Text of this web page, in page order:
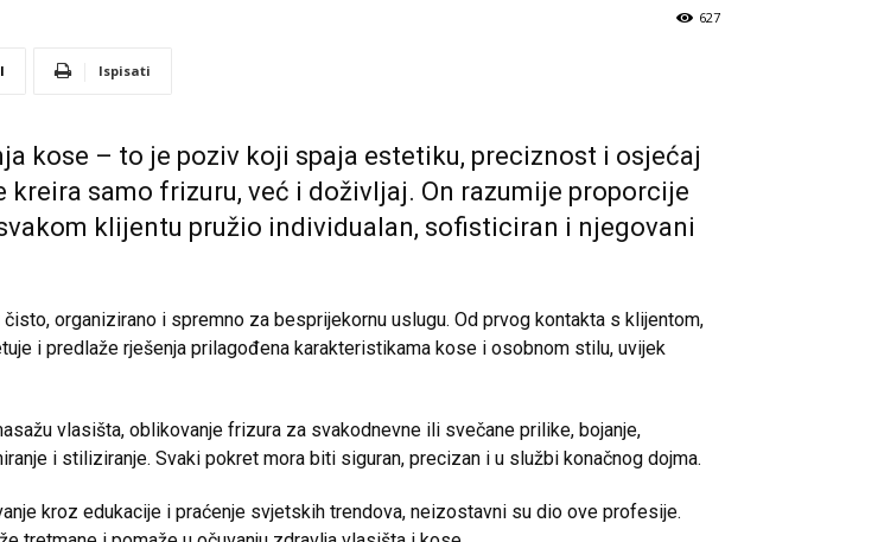
627
Ispisati
kose – to je poziv koji spaja estetiku, preciznost i osjećaj
samo frizuru, već i doživljaj. On razumije proporcije
klijentu pružio individualan, sofisticiran i njegovani
organizirano i spremno za besprijekornu uslugu. Od prvog kontakta s klijentom,
i predlaže rješenja prilagođena karakteristikama kose i osobnom stilu, uvijek
vlasišta, oblikovanje frizura za svakodnevne ili svečane prilike, bojanje,
i stiliziranje. Svaki pokret mora biti siguran, precizan i u službi konačnog dojma.
kroz edukacije i praćenje svjetskih trendova, neizostavni su dio ove profesije.